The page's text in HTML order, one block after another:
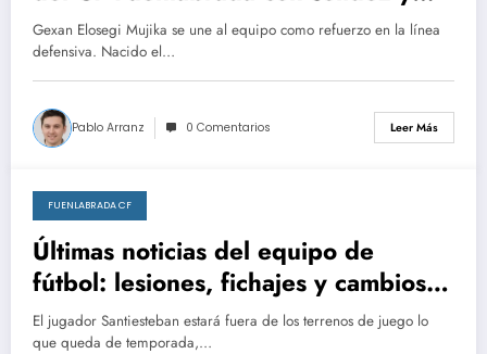
anticipación. ¡Bienvenido!
Gexan Elosegi Mujika se une al equipo como refuerzo en la línea
defensiva. Nacido el…
Pablo Arranz 0 Comentarios Leer Más
marzo 2, 2026
FUENLABRADA CF
Últimas noticias del equipo de
fútbol: lesiones, fichajes y cambios
en el cuerpo técnico.
El jugador Santiesteban estará fuera de los terrenos de juego lo
que queda de temporada,…